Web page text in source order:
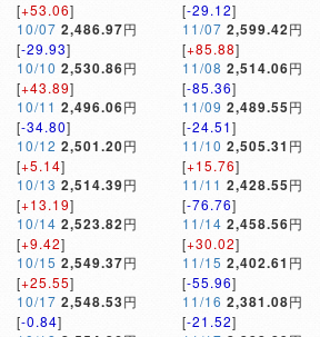
[+53.06]
10/07 2,486.97円
[-29.93]
10/10 2,530.86円
[+43.89]
10/11 2,496.06円
[-34.80]
10/12 2,501.20円
[+5.14]
10/13 2,514.39円
[+13.19]
10/14 2,523.82円
[+9.42]
10/15 2,549.37円
[+25.55]
10/17 2,548.53円
[-0.84]
[-29.12]
11/07 2,599.42円
[+85.88]
11/08 2,514.06円
[-85.36]
11/09 2,489.55円
[-24.51]
11/10 2,505.31 円
[+15.76]
11/11 2,428.55円
[-76.76]
11/14 2,458.56円
[+30.02]
11/15 2,402.61 円
[-55.96]
11/16 2,381.08円
[-21.52]